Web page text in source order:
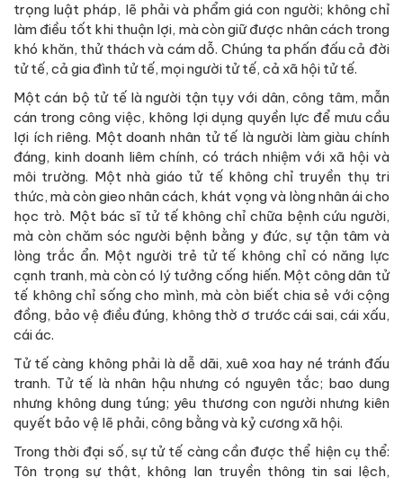
trọng luật pháp, lẽ phải và phẩm giá con người; không chỉ
làm điều tốt khi thuận lợi, mà còn giữ được nhân cách trong
khó khăn, thử thách và cám dỗ. Chúng ta phấn đấu cả đời
tử tế, cả gia đình tử tế, mọi người tử tế, cả xã hội tử tế.
Một cán bộ tử tế là người tận tụy với dân, công tâm, mẫn
cán trong công việc, không lợi dụng quyền lực để mưu cầu
lợi ích riêng. Một doanh nhân tử tế là người làm giàu chính
đáng, kinh doanh liêm chính, có trách nhiệm với xã hội và
môi trường. Một nhà giáo tử tế không chỉ truyền thụ tri
thức, mà còn gieo nhân cách, khát vọng và lòng nhân ái cho
học trò. Một bác sĩ tử tế không chỉ chữa bệnh cứu người,
mà còn chăm sóc người bệnh bằng y đức, sự tận tâm và
lòng trắc ẩn. Một người trẻ tử tế không chỉ có năng lực
cạnh tranh, mà còn có lý tưởng cống hiến. Một công dân tử
tế không chỉ sống cho mình, mà còn biết chia sẻ với cộng
đồng, bảo vệ điều đúng, không thờ ơ trước cái sai, cái xấu,
cái ác.
Tử tế càng không phải là dễ dãi, xuê xoa hay né tránh đấu
tranh. Tử tế là nhân hậu nhưng có nguyên tắc; bao dung
nhưng không dung túng; yêu thương con người nhưng kiên
quyết bảo vệ lẽ phải, công bằng và kỷ cương xã hội.
Trong thời đại số, sự tử tế càng cần được thể hiện cụ thể:
Tôn trọng sự thật, không lan truyền thông tin sai lệch,